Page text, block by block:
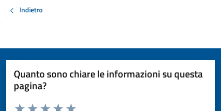
Indietro
Quanto sono chiare le informazioni su questa
pagina?
Valuta da 1 a 5 stelle la pagina